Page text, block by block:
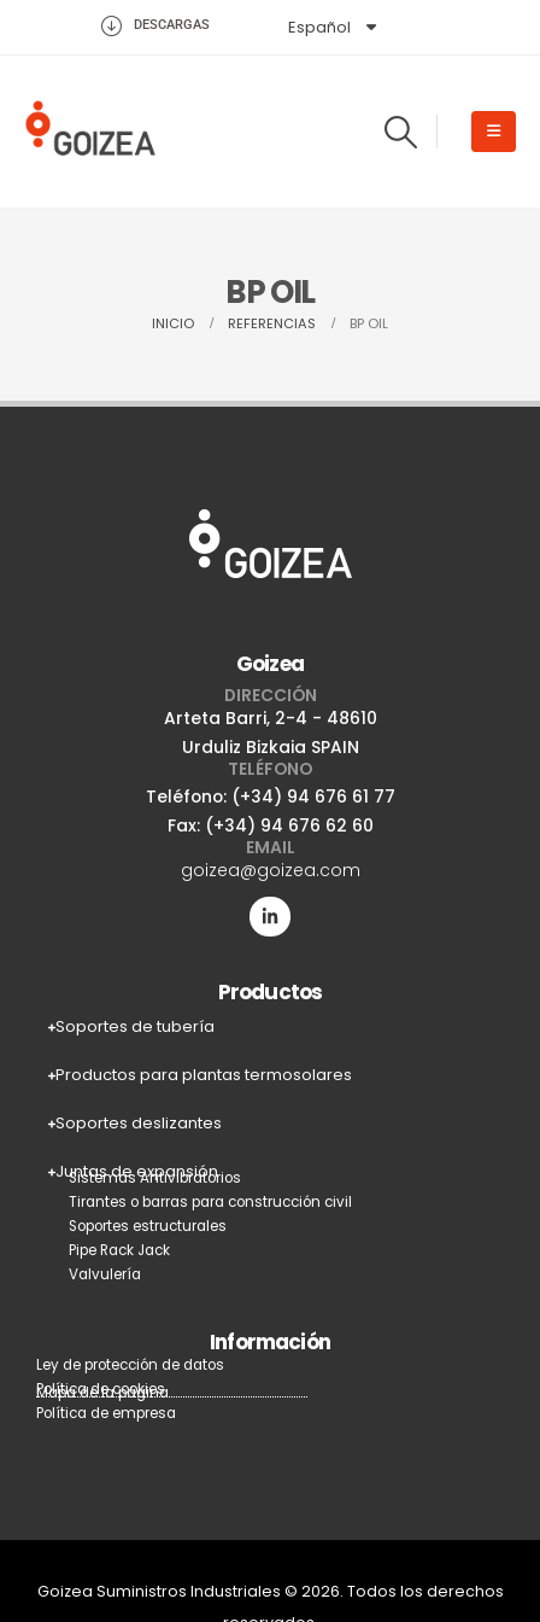
DESCARGAS Español
English
BP OIL
INICIO REFERENCIAS BP OIL
Goizea
DIRECCIÓN
Arteta Barri, 2-4 - 48610
Urduliz Bizkaia SPAIN
TELÉFONO
Teléfono: (+34) 94 676 61 77
Fax: (+34) 94 676 62 60
EMAIL
goizea@goizea.com
Productos
Soportes de tubería
Productos para plantas termosolares
Soportes deslizantes
Juntas de expansión
Sistemas Antivibratorios
Tirantes o barras para construcción civil
Soportes estructurales
Pipe Rack Jack
Valvulería
Información
Ley de protección de datos
Política de cookies
Política de empresa
Mapa de la página
Goizea Suministros Industriales © 2026. Todos los derechos